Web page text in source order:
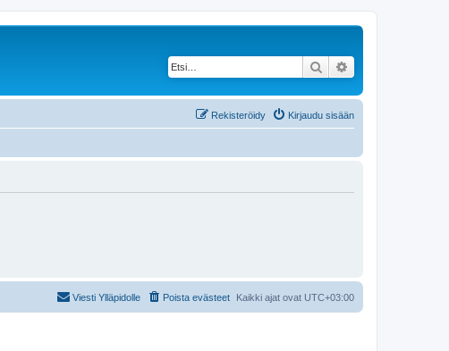
Etsi
Kirjaudu sisään
Rekisteröidy
Kaikki ajat ovat UTC+03:00
Poista evästeet
Viesti Ylläpidolle